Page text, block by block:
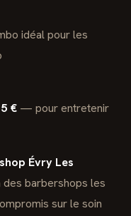
idéal pour les
€ — pour entretenir
Évry Les
des barbershops les
sur le soin